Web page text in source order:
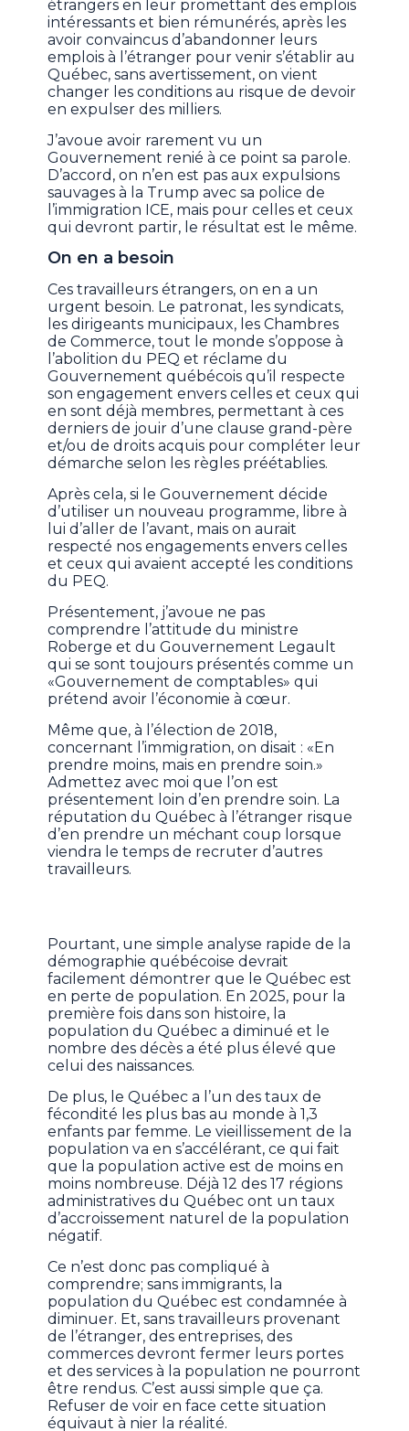
étrangers en leur promettant des emplois
intéressants et bien rémunérés, après les
avoir convaincus d’abandonner leurs
emplois à l’étranger pour venir s’établir au
Québec, sans avertissement, on vient
changer les conditions au risque de devoir
en expulser des milliers.
J’avoue avoir rarement vu un
Gouvernement renié à ce point sa parole.
D’accord, on n’en est pas aux expulsions
sauvages à la Trump avec sa police de
l’immigration ICE, mais pour celles et ceux
qui devront partir, le résultat est le même.
On en a besoin
Ces travailleurs étrangers, on en a un
urgent besoin. Le patronat, les syndicats,
les dirigeants municipaux, les Chambres
de Commerce, tout le monde s’oppose à
l’abolition du PEQ et réclame du
Gouvernement québécois qu’il respecte
son engagement envers celles et ceux qui
en sont déjà membres, permettant à ces
derniers de jouir d’une clause grand-père
et/ou de droits acquis pour compléter leur
démarche selon les règles préétablies.
Après cela, si le Gouvernement décide
d’utiliser un nouveau programme, libre à
lui d’aller de l’avant, mais on aurait
respecté nos engagements envers celles
et ceux qui avaient accepté les conditions
du PEQ.
Présentement, j’avoue ne pas
comprendre l’attitude du ministre
Roberge et du Gouvernement Legault
qui se sont toujours présentés comme un
«Gouvernement de comptables» qui
prétend avoir l’économie à cœur.
Même que, à l’élection de 2018,
concernant l’immigration, on disait : «En
prendre moins, mais en prendre soin.»
Admettez avec moi que l’on est
présentement loin d’en prendre soin. La
réputation du Québec à l’étranger risque
d’en prendre un méchant coup lorsque
viendra le temps de recruter d’autres
travailleurs.
Pourtant, une simple analyse rapide de la
démographie québécoise devrait
facilement démontrer que le Québec est
en perte de population. En 2025, pour la
première fois dans son histoire, la
population du Québec a diminué et le
nombre des décès a été plus élevé que
celui des naissances.
De plus, le Québec a l’un des taux de
fécondité les plus bas au monde à 1,3
enfants par femme. Le vieillissement de la
population va en s’accélérant, ce qui fait
que la population active est de moins en
moins nombreuse. Déjà 12 des 17 régions
administratives du Québec ont un taux
d’accroissement naturel de la population
négatif.
Ce n’est donc pas compliqué à
comprendre; sans immigrants, la
population du Québec est condamnée à
diminuer. Et, sans travailleurs provenant
de l’étranger, des entreprises, des
commerces devront fermer leurs portes
et des services à la population ne pourront
être rendus. C’est aussi simple que ça.
Refuser de voir en face cette situation
équivaut à nier la réalité.